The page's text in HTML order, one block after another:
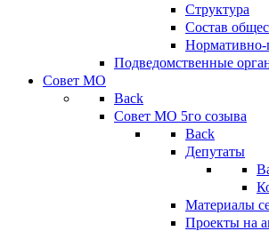
Структура
Состав
Нормативно-
Подведомственные
Совет МО
Back
Совет МО 5го созыва
Back
Депутаты
Материалы
Проекты на